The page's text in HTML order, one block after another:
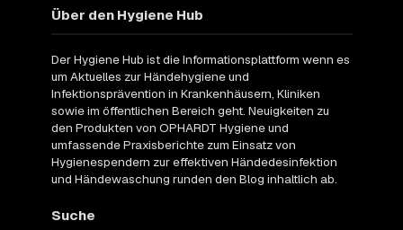
Über den Hygiene Hub
Der Hygiene Hub ist die Informationsplattform wenn es
um Aktuelles zur Händehygiene und
Infektionsprävention in Krankenhäusern, Kliniken
sowie im öffentlichen Bereich geht. Neuigkeiten zu
den Produkten von OPHARDT Hygiene und
umfassende Praxisberichte zum Einsatz von
Hygienespendern zur effektiven Händedesinfektion
und Händewaschung runden den Blog inhaltlich ab.
Suche